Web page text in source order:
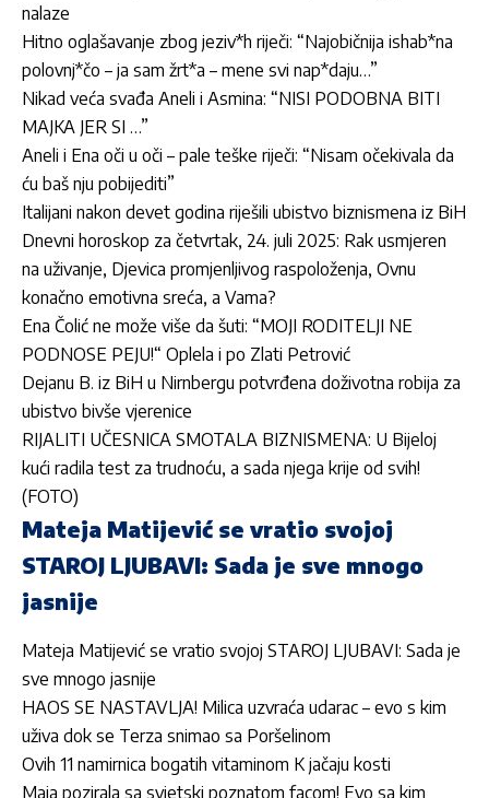
nalaze
Hitno oglašavanje zbog jeziv*h riječi: “Najobičnija ishab*na
polovnj*čo – ja sam žrt*a – mene svi nap*daju…”
Nikad veća svađa Aneli i Asmina: “NISI PODOBNA BITI
MAJKA JER SI …”
Aneli i Ena oči u oči – pale teške riječi: “Nisam očekivala da
ću baš nju pobijediti”
Italijani nakon devet godina riješili ubistvo biznismena iz BiH
Dnevni horoskop za četvrtak, 24. juli 2025: Rak usmjeren
na uživanje, Djevica promjenljivog raspoloženja, Ovnu
konačno emotivna sreća, a Vama?
Ena Čolić ne može više da šuti: “MOJI RODITELJI NE
PODNOSE PEJU!“ Oplela i po Zlati Petrović
Dejanu B. iz BiH u Nirnbergu potvrđena doživotna robija za
ubistvo bivše vjerenice
RIJALITI UČESNICA SMOTALA BIZNISMENA: U Bijeloj
kući radila test za trudnoću, a sada njega krije od svih!
(FOTO)
Mateja Matijević se vratio svojoj
STAROJ LJUBAVI: Sada je sve mnogo
jasnije
Mateja Matijević se vratio svojoj STAROJ LJUBAVI: Sada je
sve mnogo jasnije
HAOS SE NASTAVLJA! Milica uzvraća udarac – evo s kim
uživa dok se Terza snimao sa Poršelinom
Ovih 11 namirnica bogatih vitaminom K jačaju kosti
Maja pozirala sa svjetski poznatom facom! Evo sa kim